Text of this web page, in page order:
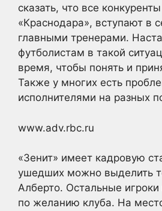
сказать, что все
«Краснодара», вступают в
главными тренерами.
футболистам в такой
время, чтобы понять и
Также у многих есть
исполнителями на разных
www.adv.rbc.ru
«Зенит» имеет кадровую
ушедших можно выделить
Алберто. Остальные игроки
по желанию клуба. На